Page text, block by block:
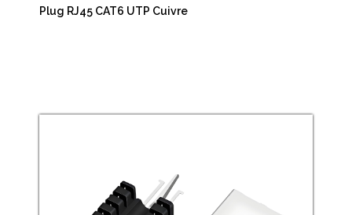
Plug RJ45 CAT6 UTP Cuivre